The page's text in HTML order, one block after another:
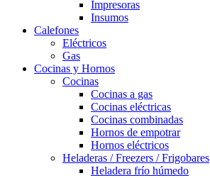
Impresoras
Insumos
Calefones
Eléctricos
Gas
Cocinas y Hornos
Cocinas
Cocinas a gas
Cocinas eléctricas
Cocinas combinadas
Hornos de empotrar
Hornos eléctricos
Heladeras / Freezers / Frigobares
Heladera frío húmedo